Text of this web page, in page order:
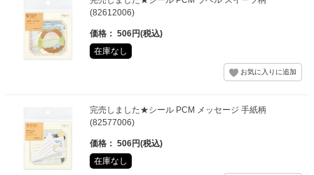
(82612006)
価格： 506円(税込)
在庫なし
完売しました★シール PCM メッセージ 手紙柄
(82577006)
価格： 506円(税込)
在庫なし